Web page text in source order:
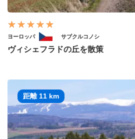
ヨーロッパ サブクルコノシ
ヴィシェフラドの丘を散策
距離 11 km